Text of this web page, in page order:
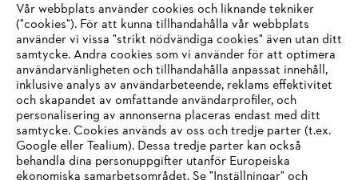
Företaget
STIHL FAQ
Vår webbplats använder cookies och liknande tekniker
("cookies"). För att kunna tillhandahålla vår webbplats
använder vi vissa "strikt nödvändiga cookies" även utan ditt
samtycke. Andra cookies som vi använder för att optimera
användarvänligheten och tillhandahålla anpassat innehåll,
inklusive analys av användarbeteende, reklams effektivitet
och skapandet av omfattande användarprofiler, och
personalisering av annonserna placeras endast med ditt
samtycke. Cookies används av oss och tredje parter (t.ex.
Google eller Tealium). Dessa tredje parter kan också
behandla dina personuppgifter utanför Europeiska